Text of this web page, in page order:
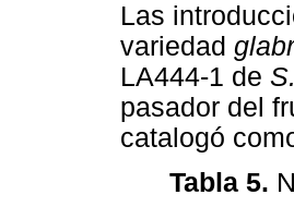
Las
variedad
LA444-1 de
pasador del
catalogó
Tabla 5.